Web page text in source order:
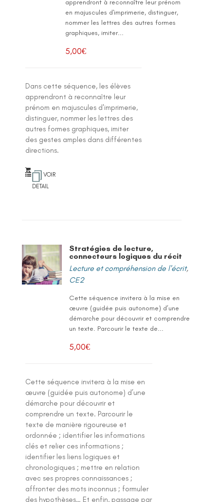
apprendront à reconnaître leur prénom
en majuscules d'imprimerie, distinguer,
nommer les lettres des autres formes
graphiques, imiter...
5,00€
Dans cette séquence, les élèves
apprendront à reconnaître leur
prénom en majuscules d'imprimerie,
distinguer, nommer les lettres des
autres formes graphiques, imiter
des gestes amples dans différentes
directions.
VOIR
DETAIL
Stratégies de lecture,
connecteurs logiques du récit
Lecture et compréhension de l'écrit,
CE2
Cette séquence invitera à la mise en
œuvre (guidée puis autonome) d’une
démarche pour découvrir et comprendre
un texte. Parcourir le texte de...
5,00€
Cette séquence invitera à la mise en
œuvre (guidée puis autonome) d’une
démarche pour découvrir et
comprendre un texte. Parcourir le
texte de manière rigoureuse et
ordonnée ; identifier les informations
clés et relier ces informations ;
identifier les liens logiques et
chronologiques ; mettre en relation
avec ses propres connaissances ;
affronter des mots inconnus ; formuler
des hypothèses… Et enfin, passage par